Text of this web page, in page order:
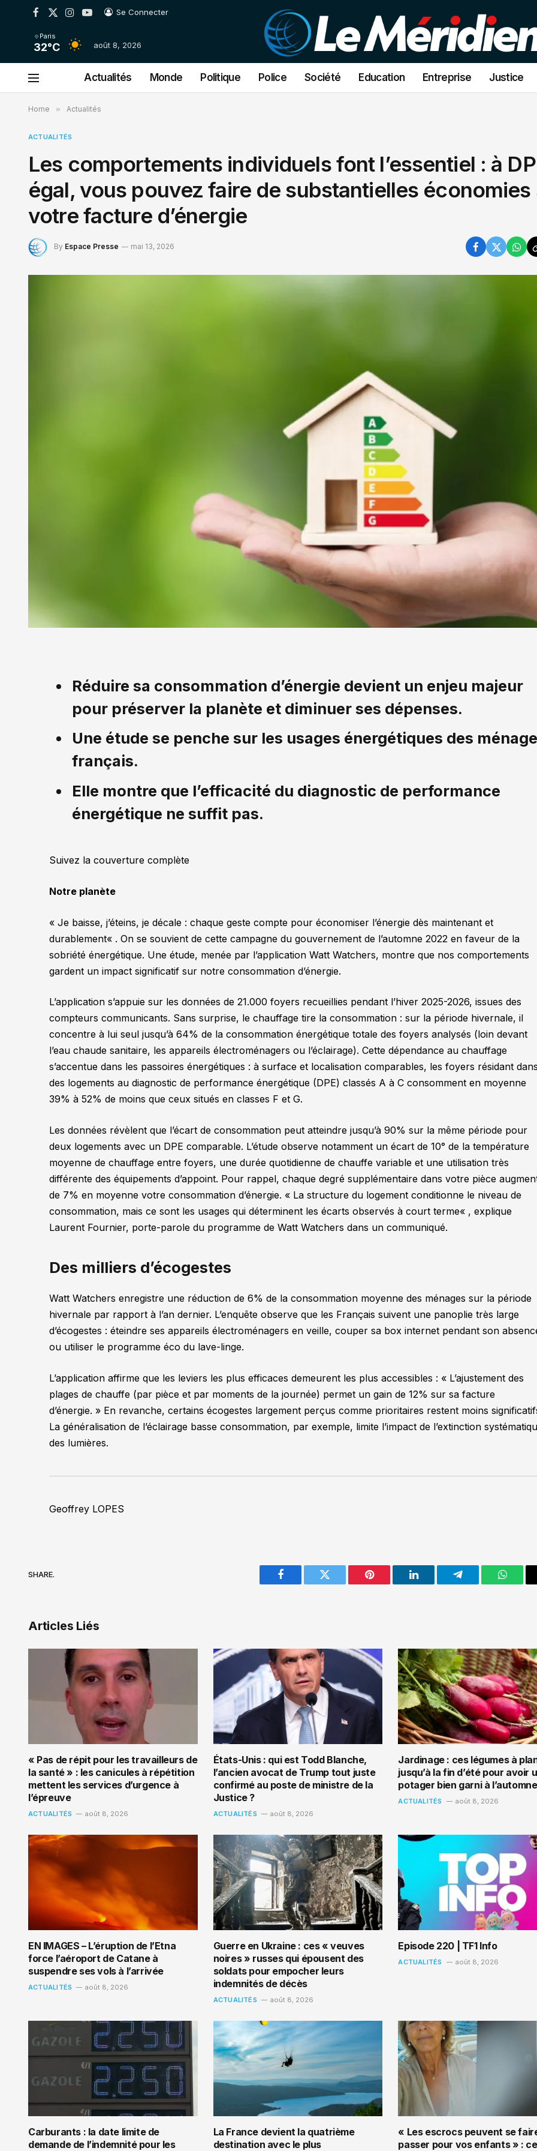
Facebook
X
Instagram
YouTube
Se Connecter
Paris
32°C août 8, 2026
Actualités Monde Politique Police Société Education Entreprise Justice
Home » Actualités
ACTUALITÉS
Les comportements individuels font l’essentiel : à
égal, vous pouvez faire de substantielles économies
votre facture d’énergie
By Espace Presse mai 13, 2026
Réduire sa consommation d’énergie devient un enjeu majeur
pour préserver la planète et diminuer ses dépenses.
Une étude se penche sur les usages énergétiques des
français.
Elle montre que l’efficacité du diagnostic de performance
énergétique ne suffit pas.
Suivez la couverture complète
Notre planète
«Je baisse, j’éteins, je décale : chaque geste compte pour économiser l’énergie dès maintenant et
durablement« . On se souvient de cette campagne du gouvernement de l’automne 2022 en faveur de la
sobriété énergétique. Une étude, menée par l’application Watt Watchers, montre que nos comportements
gardent un impact significatif sur notre consommation d’énergie.
L’application s’appuie sur les données de 21.000 foyers recueillies pendant l’hiver 2025-2026, issues des
compteurs communicants. Sans surprise, le chauffage tire la consommation : sur la période hivernale, il
concentre à lui seul jusqu’à 64% de la consommation énergétique totale des foyers analysés (loin devant
l’eau chaude sanitaire, les appareils électroménagers ou l’éclairage). Cette dépendance au chauffage
s’accentue dans les passoires énergétiques : à surface et localisation comparables, les foyers résidant
des logements au diagnostic de performance énergétique (DPE) classés A à C consomment en moyenne
39% à 52% de moins que ceux situés en classes F et G.
Les données révèlent que l’écart de consommation peut atteindre jusqu’à 90% sur la même période pour
deux logements avec un DPE comparable. L’étude observe notamment un écart de 10° de la température
moyenne de chauffage entre foyers, une durée quotidienne de chauffe variable et une utilisation très
différente des équipements d’appoint. Pour rappel, chaque degré supplémentaire dans votre pièce
de 7% en moyenne votre consommation d’énergie. « La structure du logement conditionne le niveau de
consommation, mais ce sont les usages qui déterminent les écarts observés à court terme« , explique
Laurent Fournier, porte-parole du programme de Watt Watchers dans un communiqué.
Des milliers d’écogestes
Watt Watchers enregistre une réduction de 6% de la consommation moyenne des ménages sur la période
hivernale par rapport à l’an dernier. L’enquête observe que les Français suivent une panoplie très large
d’écogestes : éteindre ses appareils électroménagers en veille, couper sa box internet pendant son
ou utiliser le programme éco du lave-linge.
L’application affirme que les leviers les plus efficaces demeurent les plus accessibles : « L’ajustement des
plages de chauffe (par pièce et par moments de la journée) permet un gain de 12% sur sa facture
d’énergie. » En revanche, certains écogestes largement perçus comme prioritaires restent moins
La généralisation de l’éclairage basse consommation, par exemple, limite l’impact de l’extinction
des lumières.
Geoffrey LOPES
SHARE.
Facebook Twitter Pinterest LinkedIn Telegram
Articles Liés
« Pas de répit pour les travailleurs de
la santé » : les canicules à répétition
mettent les services d’urgence à
l’épreuve
ACTUALITÉS août 8, 2026
États-Unis : qui est Todd Blanche,
l’ancien avocat de Trump tout juste
confirmé au poste de ministre de la
Justice ?
ACTUALITÉS août 8, 2026
Jardinage : ces légumes à
jusqu’à la fin d’été pour avoir
potager bien garni à l’automne
ACTUALITÉS août 8, 2026
EN IMAGES – L’éruption de l’Etna
force l’aéroport de Catane à
suspendre ses vols à l’arrivée
ACTUALITÉS août 8, 2026
Guerre en Ukraine : ces « veuves
noires » russes qui épousent des
soldats pour empocher leurs
indemnités de décès
ACTUALITÉS août 8, 2026
Episode 220 | TF1 Info
ACTUALITÉS août 8, 2026
Carburants : la date limite de
demande de l’indemnité pour les
La France devient la quatrième
destination avec le plus
« Les escrocs peuvent se
passer pour vos enfants » :